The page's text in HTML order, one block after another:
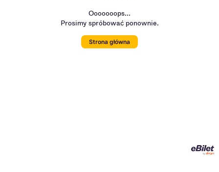
Ooooooops...
Prosimy spróbować ponownie.
Strona główna